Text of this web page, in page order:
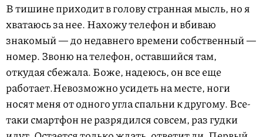
В тишине приходит в голову странная мысль, но я
хватаюсь за нее. Нахожу телефон и вбиваю
знакомый — до недавнего времени собственный —
номер. Звоню на телефон, оставшийся там,
откудая сбежала. Боже, надеюсь, он все еще
работает.Невозможно усидеть на месте, ноги
носят меня от одного угла спальни к другому. Все-
таки смартфон не разрядился совсем, раз гудки